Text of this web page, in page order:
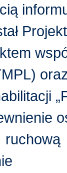
Projekt
ruchową